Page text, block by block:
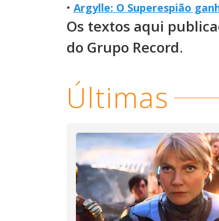
• Argylle: O Superespião
Os textos aqui
do Grupo Record.
Últimas